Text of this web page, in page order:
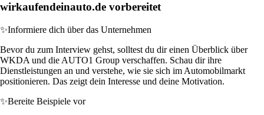
wirkaufendeinauto.de vorbereitet
✨Informiere dich über das Unternehmen
Bevor du zum Interview gehst, solltest du dir einen Überblick über
WKDA und die AUTO1 Group verschaffen. Schau dir ihre
Dienstleistungen an und verstehe, wie sie sich im Automobilmarkt
positionieren. Das zeigt dein Interesse und deine Motivation.
✨Bereite Beispiele vor